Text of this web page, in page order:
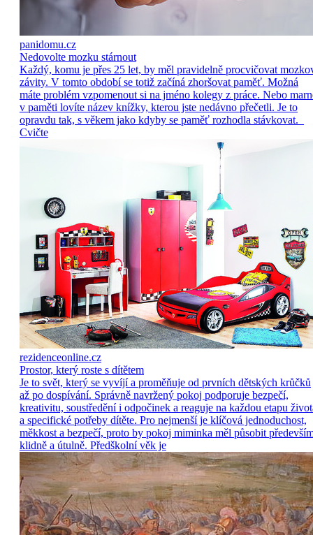
panidomu.cz
Nedovolte mozku stárnout
Každý, komu je přes 25 let, by měl pravidelně procvičovat
závity. V tomto období se totiž začíná zhoršovat paměť. Možná
máte problém vzpomenout si na jméno kolegy z práce. Nebo
v paměti lovíte název knížky, kterou jste nedávno přečetli. Je to
opravdu tak, s věkem jako kdyby se paměť rozhodla stávkovat.
Cvičte
rezidenceonline.cz
Prostor, který roste s dítětem
Je to svět, který se vyvíjí a proměňuje od prvních dětských krůčků
až po dospívání. Správně navržený pokoj podporuje bezpečí,
kreativitu, soustředění i odpočinek a reaguje na každou etapu
a specifické potřeby dítěte. Pro nejmenší je klíčová jednoduchost,
měkkost a bezpečí, proto by pokoj miminka měl působit
klidně a útulně. Předškolní věk je